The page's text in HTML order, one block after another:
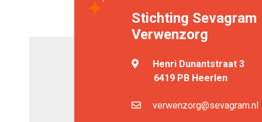
Stichting Sevagram
Verwenzorg
Henri Dunantstraat 3
6419 PB Heerlen
verwenzorg@sevagram.nl